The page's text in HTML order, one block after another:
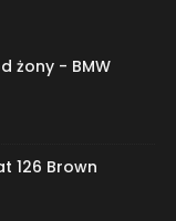
żony - BMW
126 Brown